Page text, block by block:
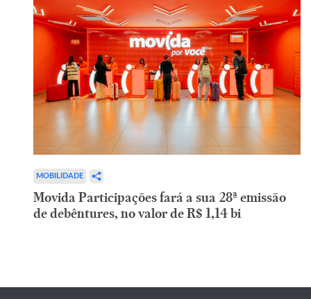
MOBILIDADE
Movida Participações fará a sua 28ª emissão
de debêntures, no valor de R$ 1,14 bi